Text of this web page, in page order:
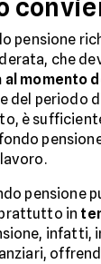
pensione
che
al momento
del periodo
è
pensione
in
infatti,